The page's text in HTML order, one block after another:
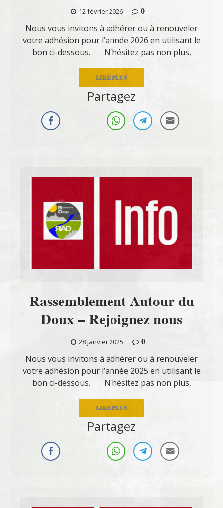
12 février 2026
0
Nous vous invitons à adhérer ou à renouveler
votre adhésion pour l’année 2026 en utilisant le
bon ci-dessous. N’hésitez pas non plus,
LIRE PLUS
Partagez
Rassemblement Autour du
Doux – Rejoignez nous
28 janvier 2025
0
Nous vous invitons à adhérer ou à renouveler
votre adhésion pour l’année 2025 en utilisant le
bon ci-dessous. N’hésitez pas non plus,
LIRE PLUS
Partagez